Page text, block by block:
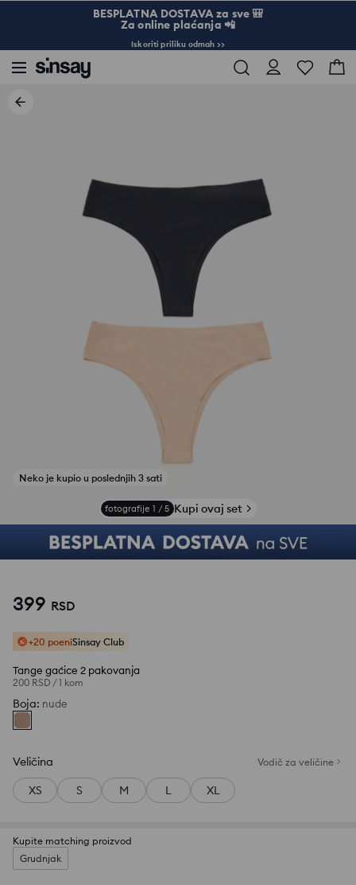
BESPLATNA DOSTAVA za sve 🎒
Za online plaćanja 📲
Iskoriti priliku odmah >>
fotografije 1 / 5 Kupi ovaj set
399 RSD
+20 poeniSinsay Club
Tange gaćice 2 pakovanja
200 RSD /1 kom
Boja: nude
Veličina Vodič za veličine
XS S M L XL
Kupite matching proizvod
Grudnjak